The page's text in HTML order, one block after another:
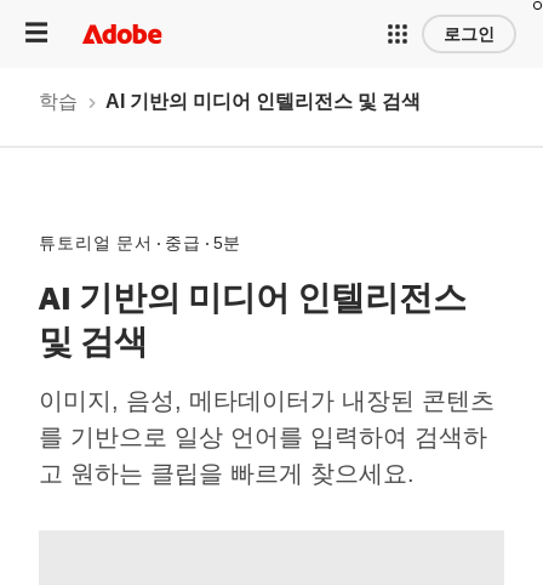
로그인
학습 AI 기반의 미디어 인텔리전스 및 검색
튜토리얼 문서 중급 5분
AI 기반의 미디어 인텔리전스
및 검색
이미지, 음성, 메타데이터가 내장된 콘텐츠
를 기반으로 일상 언어를 입력하여 검색하
고 원하는 클립을 빠르게 찾으세요.